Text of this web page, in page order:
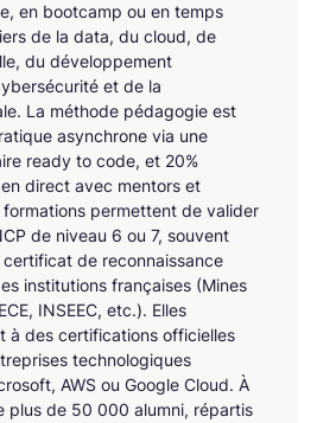
en bootcamp ou en temps
de la data, du cloud, de
du développement
et de la
La méthode pédagogie est
asynchrone via une
ready to code, et 20%
direct avec mentors et
permettent de valider
de niveau 6 ou 7, souvent
certificat de reconnaissance
institutions françaises (Mines
INSEEC, etc.). Elles
à des certifications officielles
technologiques
AWS ou Google Cloud. À
plus de 50 000 alumni, répartis